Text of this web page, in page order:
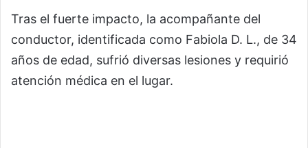
Tras el fuerte impacto, la acompañante del
conductor, identificada como Fabiola D. L., de 34
años de edad, sufrió diversas lesiones y requirió
atención médica en el lugar.